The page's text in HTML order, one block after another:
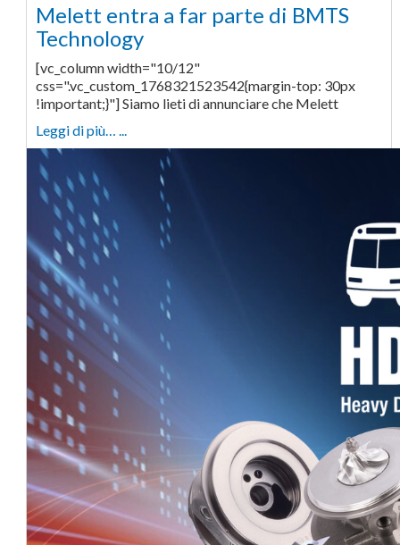
Melett entra a far parte di BMTS
Technology
[vc_column width="10/12"
css=".vc_custom_1768321523542{margin-top: 30px
!important;}"] Siamo lieti di annunciare che Melett
Leggi di più… ...